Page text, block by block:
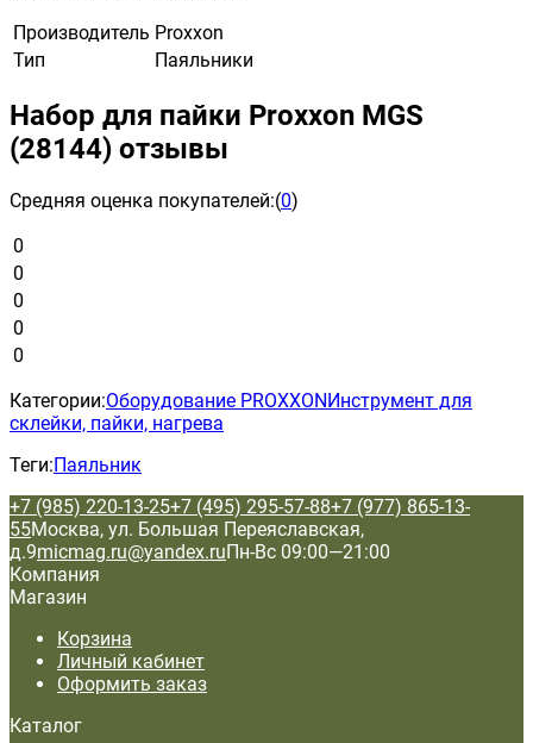
Производитель Proxxon
Тип
Паяльники
Набор для пайки Proxxon MGS
(28144) отзывы
Средняя оценка покупателей:(0)
0
0
0
0
0
Категории:Оборудование PROXXONИнструмент для
склейки, пайки, нагрева
Теги:Паяльник
+7 (985) 220-13-25+7 (495) 295-57-88+7 (977) 865-13-
55Москва, ул. Большая Переяславская,
д.9micmag.ru@yandex.ruПн-Вс 09:00—21:00
Компания
Магазин
Корзина
Личный кабинет
Оформить заказ
Каталог